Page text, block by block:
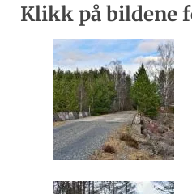
Klikk på bildene